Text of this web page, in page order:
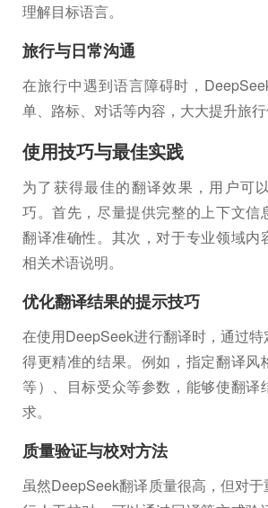
理解目标语言。
旅行与日常沟通
在旅行中遇到语言障碍时，
单、路标、对话等内容，大大提升旅行
使用技巧与最佳实践
为了获得最佳的翻译效果，用户可
巧。首先，尽量提供完整的上下文信
翻译准确性。其次，对于专业领域内
相关术语说明。
优化翻译结果的提示技巧
在使用DeepSeek进行翻译时，通过
得更精准的结果。例如，指定翻译风
等）、目标受众等参数，能够使翻译
求。
质量验证与校对方法
虽然DeepSeek翻译质量很高，但对